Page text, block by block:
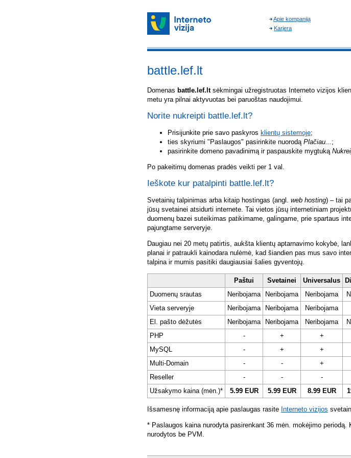
battle.lef.lt
Domenas battle.lef.ltsėkmingai užregistruotas Interneto vizijos
metu yra pilnai aktyvuotas bei paruoštas naudojimui.
Norite nukreipti battle.lef.lt?
Prisijunkite prie savo paskyros klientų sistemoje;
ties skyriumi "Paslaugos" pasirinkite nuorodą Plačiau... ;
pasirinkite domeno pavadinimą ir paspauskite mygtuką
Po pakeitimų domenas pradės veikti per 1 val.
Ieškote kur patalpinti battle.lef.lt?
Svetainių talpinimas arba kitaip hostingas (angl. web hosting) – tai
jūsų svetainei atsidurti internete. Tai vietos jūsų internetiniam
duomenų bazei suteikimas patikimame, galingame, prie spartaus
pajungtame serveryje.
Daugiau nei 20 metų patirtis, aukšta klientų aptarnavimo kokybė,
planai ir patraukli kainodara nulėmė, kad šiandien pas mus savo
talpina ir mumis pasitiki daugiausiai šalies gyventojų.
Paštui Svetainei Universalus
Duomenų srautas
Neribojama Neribojama Neribojama
Vieta serveryje
Neribojama Neribojama Neribojama
El. pašto dėžutės
Neribojama Neribojama Neribojama
PHP
- + +
MySQL
- + +
Multi-Domain
- - +
Reseller
- - -
Užsakymo kaina (mėn.)*
5.99 EUR 5.99 EUR 8.99 EUR
Išsamesnę informaciją apie paslaugas rasite Interneto vizijos
* Paslaugos kaina nurodyta pasirenkant 36 mėn. mokėjimo periodą.
nurodytos be PVM.